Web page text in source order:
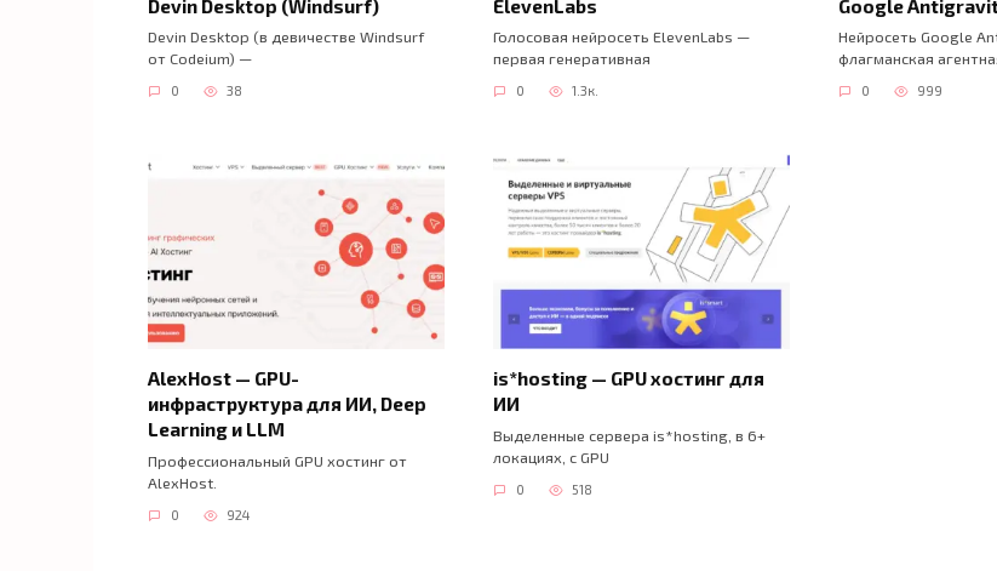
Devin Desktop (Windsurf)
Devin Desktop (в девичестве Windsurf
от Codeium) —
0 38
ElevenLabs
Голосовая нейросеть ElevenLabs —
первая генеративная
0 1.3к.
Google
Нейросеть Google
флагманская
0 999
AlexHost — GPU-
инфраструктура для ИИ, Deep
Learning и LLM
Профессиональный GPU хостинг от
AlexHost.
0 924
is*hosting — GPU хостинг для
ИИ
Выделенные сервера is*hosting, в 6+
локациях, с GPU
0 518